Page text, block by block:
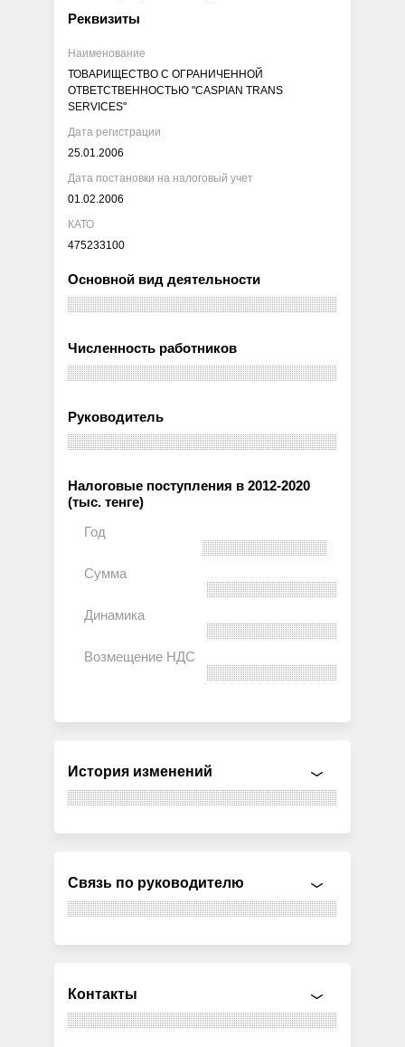
Реквизиты
Наименование
ТОВАРИЩЕСТВО С ОГРАНИЧЕННОЙ
ОТВЕТСТВЕННОСТЬЮ "CASPIAN TRANS
SERVICES"
Дата регистрации
25.01.2006
Дата постановки на налоговый учет
01.02.2006
КАТО
475233100
Основной вид деятельности
Численность работников
Руководитель
Налоговые поступления в 2012-2020
(тыс. тенге)
История изменений
Связь по руководителю
Контакты